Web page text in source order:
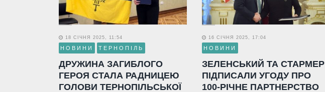
18 СІЧНЯ 2025, 11:54
НОВИНИ ТЕРНОПІЛЬ
ДРУЖИНА ЗАГИБЛОГО
ГЕРОЯ СТАЛА РАДНИЦЕЮ
ГОЛОВИ ТЕРНОПІЛЬСЬКОЇ
16 СІЧНЯ 2025, 17:04
НОВИНИ
ЗЕЛЕНСЬКИЙ ТА СТАРМЕР
ПІДПИСАЛИ УГОДУ ПРО
100-РІЧНЕ ПАРТНЕРСТВО